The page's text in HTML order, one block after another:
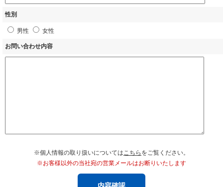
性別
男性 女性
お問い合わせ内容
※個人情報の取り扱いについてはこちら をご覧ください。
※お客様以外の当社宛の営業メールはお断りいたします